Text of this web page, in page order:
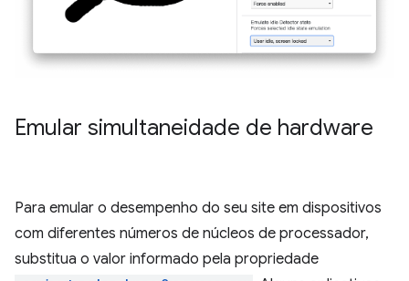
Emular simultaneidade de hardware
Para emular o desempenho do seu site em dispositivos
com diferentes números de núcleos de processador,
substitua o valor informado pela propriedade